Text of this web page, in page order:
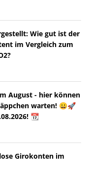
Wie gut ist der
im Vergleich zum
August - hier können
warten! 😀🚀
📆
Girokonten im